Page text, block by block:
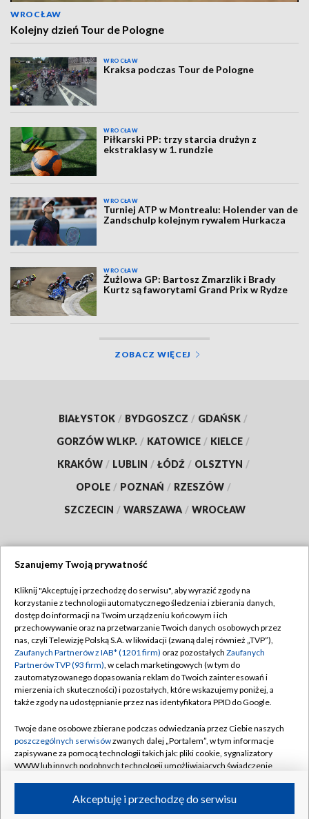
WROCŁAW
Kolejny dzień Tour de Pologne
WROCŁAW
Kraksa podczas Tour de Pologne
WROCŁAW
Piłkarski PP: trzy starcia drużyn z
ekstraklasy w 1. rundzie
WROCŁAW
Turniej ATP w Montrealu: Holender van de
Zandschulp kolejnym rywalem Hurkacza
WROCŁAW
Żużlowa GP: Bartosz Zmarzlik i Brady
Kurtz są faworytami Grand Prix w Rydze
ZOBACZ WIĘCEJ
BIAŁYSTOK / BYDGOSZCZ / GDAŃSK /
GORZÓW WLKP. / KATOWICE / KIELCE /
KRAKÓW / LUBLIN / ŁÓDŹ / OLSZTYN /
OPOLE / POZNAŃ / RZESZÓW /
SZCZECIN / WARSZAWA / WROCŁAW
TVP
Abonament TVP
Emisja w TVP
Centrum informacji TVP
Naziemna Telewizja Cyfrowa
Rada Programowa
System NOS
Informacje o nadawcy
Program dla prasy
Regulamin TVP
Polityka prywatności
Moje zgody
Pomoc
Kontakt
Kanały
Szanujemy Twoją prywatność
Kliknij "Akceptuję i przechodzę do serwisu", aby wyrazić zgody na
korzystanie z technologii automatycznego śledzenia i zbierania danych,
dostęp do informacji na Twoim urządzeniu końcowym i ich
przechowywanie oraz na przetwarzanie Twoich danych osobowych przez
nas, czyli Telewizję Polską S.A. w likwidacji (zwaną dalej również „TVP”),
Zaufanych Partnerów z IAB* (1201 firm) oraz pozostałych Zaufanych
Partnerów TVP (93 firm), w celach marketingowych (w tym do
zautomatyzowanego dopasowania reklam do Twoich zainteresowań i
mierzenia ich skuteczności) i pozostałych, które wskazujemy poniżej, a
także zgody na udostępnianie przez nas identyfikatora PPID do Google.
Twoje dane osobowe zbierane podczas odwiedzania przez Ciebie naszych
poszczególnych serwisówzwanych dalej „Portalem”, w tym informacje
zapisywane za pomocą technologii takich jak: pliki cookie, sygnalizatory
WWW lub innych podobnych technologii umożliwiających świadczenie
ruchu w Internecie.Akceptuję i przechodzę do serwisu